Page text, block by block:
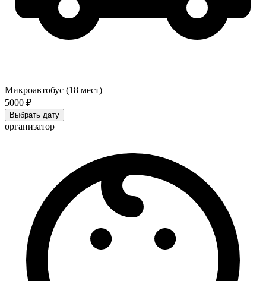
Микроавтобус (18 мест)
5000 ₽
Выбрать дату
организатор